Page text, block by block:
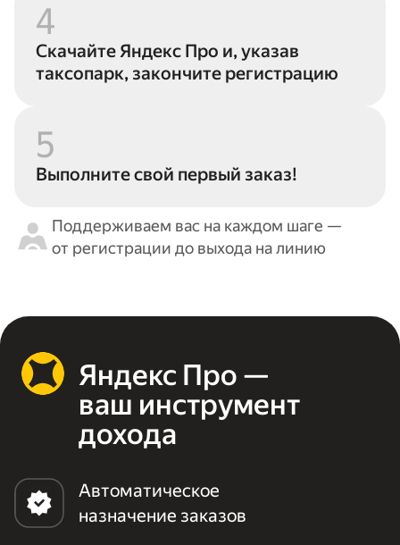
4
Скачайте Яндекс Про и, указав
таксопарк, закончите регистрацию
5
Выполните свой первый заказ!
Поддерживаем вас на каждом шаге —
от регистрации до выхода на линию
Яндекс Про —
ваш инструмент
дохода
Автоматическое
назначение заказов